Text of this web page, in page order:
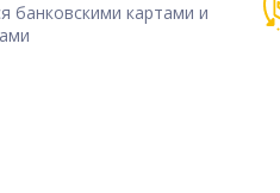
банковскими картами и